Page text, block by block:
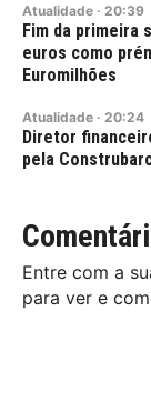
Atualidade · 20:39
Fim da primeira
euros como
Euromilhões
Atualidade · 20:24
Diretor
pela
Entre com a
para ver e